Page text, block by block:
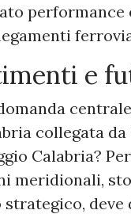
e
collegata
Calabria?
meridionali,
deve